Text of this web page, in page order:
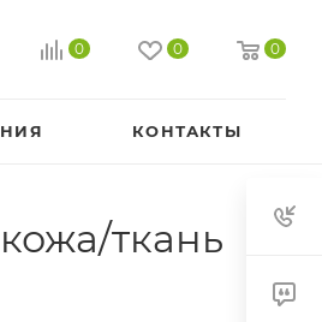
0 0 0
КОНТАКТЫ
ткань